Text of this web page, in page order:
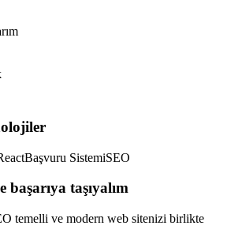
Başvuru SistemiSEO
taşıyalım
temelli ve modern web sitenizi birlikte